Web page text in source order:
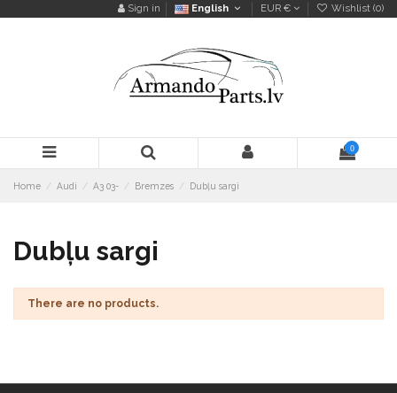
Sign in English EUR € Wishlist (0)
0
Home Audi A3 03- Bremzes Dubļu sargi
Dubļu sargi
There are no products.